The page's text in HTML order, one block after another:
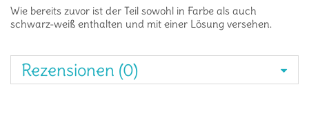
Wie bereits zuvor ist der Teil sowohl in Farbe als auch
schwarz-weiß enthalten und mit einer Lösung versehen.
Rezensionen (0)